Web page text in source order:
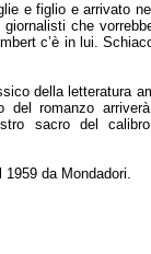
e figlio e arrivato
che
c’è in lui.
della letteratura
del romanzo
sacro del
da Mondadori.